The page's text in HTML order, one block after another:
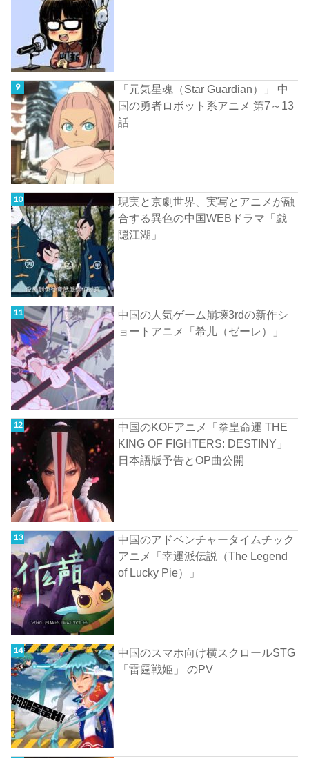
「元気星魂（Star Guardian）」 中
国の勇者ロボット系アニメ 第7～13
話
現実と京劇世界、実写とアニメが融
合する異色の中国WEBドラマ「戯
隠江湖」
中国の人気ゲーム崩壊3rdの新作シ
ョートアニメ「希儿（ゼーレ）」
中国のKOFアニメ「拳皇命運 THE
KING OF FIGHTERS: DESTINY」
日本語版予告とOP曲公開
中国のアドベンチャータイムチック
アニメ「幸運派伝説（The Legend
of Lucky Pie）」
中国のスマホ向け横スクロールSTG
「雷霆戦姫」 のPV